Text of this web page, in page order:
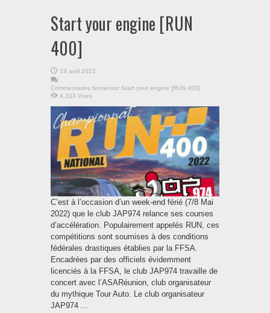
Start your engine [RUN
400]
19 avril 2022
Commentaires ferméssur Start your engine [RUN 400]
4,333 Vues
C’est à l’occasion d’un week-end férié (7/8 Mai
2022) que le club JAP974 relance ses courses
d’accélération. Populairement appelés RUN, ces
compétitions sont soumises à des conditions
fédérales drastiques établies par la FFSA.
Encadrées par des officiels évidemment
licenciés à la FFSA, le club JAP974 travaille de
concert avec l’ASARéunion, club organisateur
du mythique Tour Auto. Le club organisateur
JAP974 ...